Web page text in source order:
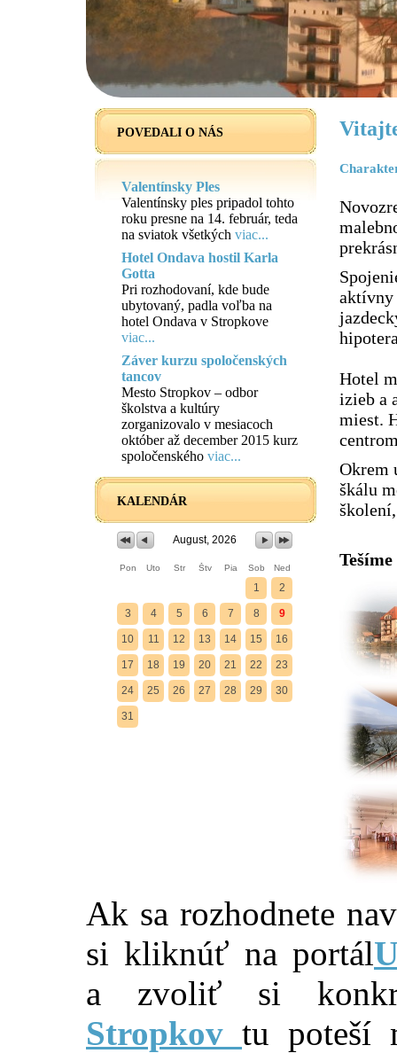
aktívny
Hotel
izieb a
miest.
Okrem
škálu
POVEDALI O NÁS
Valentínsky Ples
Valentínsky ples pripadol tohto
roku presne na 14. február, teda
na sviatok všetkých viac...
Hotel Ondava hostil Karla
Gotta
Pri rozhodovaní, kde bude
ubytovaný, padla voľba na
hotel Ondava v Stropkove
viac...
Záver kurzu spoločenských
tancov
Mesto Stropkov – odbor
školstva a kultúry
zorganizovalo v mesiacoch
október až december 2015 kurz
spoločenského viac...
KALENDÁR
August, 2026
Pon Uto Str Štv Pia Sob Ned
1 2
3 4 5 6 7 8 9
10 11 12 13 14 15 16
17 18 19 20 21 22 23
24 25 26 27 28 29 30
31
Ak sa rozhodnete
si kliknúť na portál
a zvoliť si
Stropkov tu poteší